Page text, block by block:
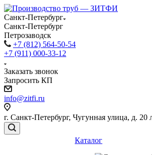
Санкт-Петербург
Санкт-Петербург
Петрозаводск
+7 (812) 564-50-54
+7 (911) 000-33-12
Заказать звонок
Запросить КП
info@zitfi.ru
г. Санкт-Петербург, Чугунная улица, д.
Каталог